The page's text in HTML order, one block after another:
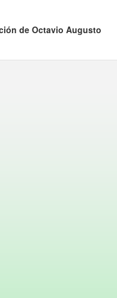
de Octavio Augusto